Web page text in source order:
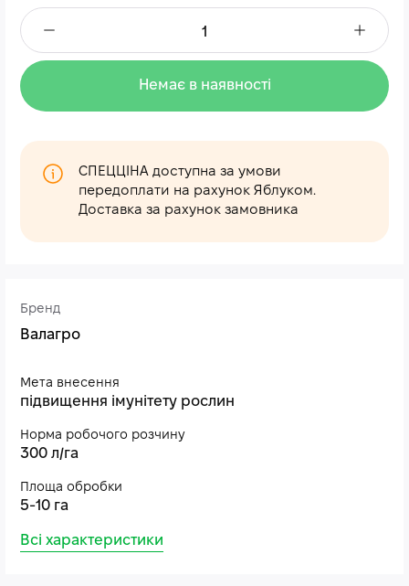
Бренд
Валагро
Мета внесення
підвищення імунітету рослин
Норма робочого розчину
300 л/га
Площа обробки
5-10 га
Всі характеристики
Немає в наявності
СПЕЦЦІНА доступна за умови
передоплати на рахунок Яблуком.
Доставка за рахунок замовника